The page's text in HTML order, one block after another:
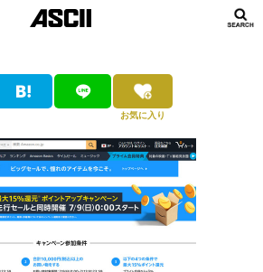
お気に入り